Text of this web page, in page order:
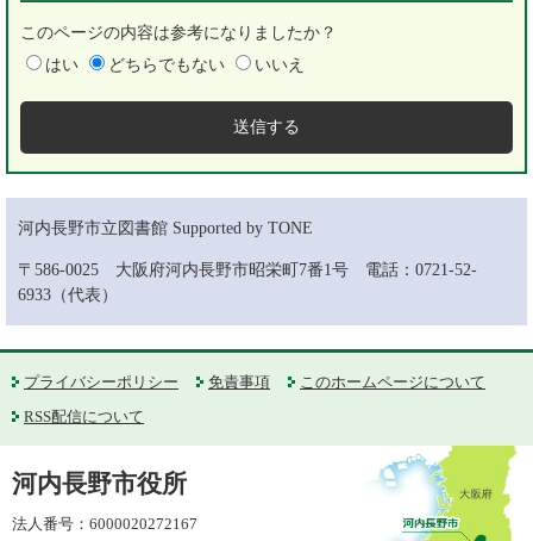
このページの内容は参考になりましたか？
はい
どちらでもない いいえ
河内長野市立図書館 Supported by TONE
〒586-0025 大阪府河内長野市昭栄町7番1号 電話：0721-52-
6933（代表）
プライバシーポリシー 免責事項
このホームページについて
RSS配信について
河内長野市役所
法人番号：6000020272167